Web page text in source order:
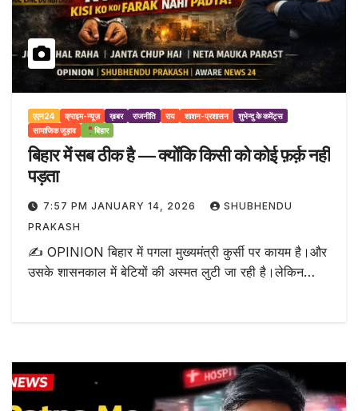
एएन24 क्राइम-न्यूज़ ख़बर राजनीति राय शाशन-प्रशासन
शुभेन्दु के कमेंट्स
सामाजिक जुड़ाव
बिहार
बिहार में सब ठीक है — क्योंकि किसी को कोई फ़र्क़ नहीं
पड़ता
7:57 PM JANUARY 14, 2026
SHUBHENDU
PRAKASH
✍️ OPINION बिहार में पगला मुख्यमंत्री कुर्सी पर कायम है।और
उसके शासनकाल में बेटियों की अस्मत लुटी जा रही है।लेकिन…